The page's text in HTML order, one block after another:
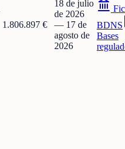
1.806.897 €
18 de julio
de 2026
— 17 de
agosto de
2026
BDNS
Bases